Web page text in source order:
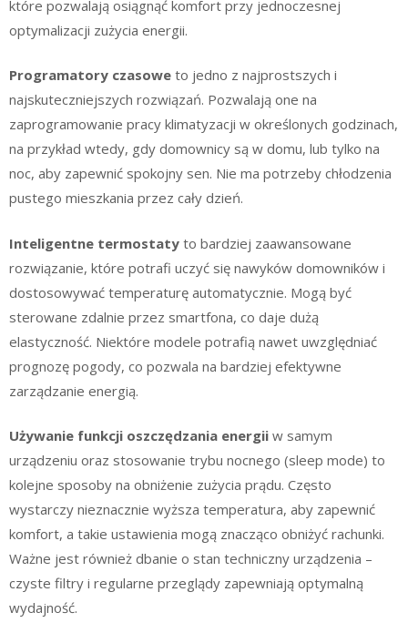
które pozwalają osiągnąć komfort przy jednoczesnej
optymalizacji zużycia energii.
Programatory czasowe to jedno z najprostszych i
najskuteczniejszych rozwiązań. Pozwalają one na
zaprogramowanie pracy klimatyzacji w określonych godzinach,
na przykład wtedy, gdy domownicy są w domu, lub tylko na
noc, aby zapewnić spokojny sen. Nie ma potrzeby chłodzenia
pustego mieszkania przez cały dzień.
Inteligentne termostaty to bardziej zaawansowane
rozwiązanie, które potrafi uczyć się nawyków domowników i
dostosowywać temperaturę automatycznie. Mogą być
sterowane zdalnie przez smartfona, co daje dużą
elastyczność. Niektóre modele potrafią nawet uwzględniać
prognozę pogody, co pozwala na bardziej efektywne
zarządzanie energią.
Używanie funkcji oszczędzania energii w samym
urządzeniu oraz stosowanie trybu nocnego (sleep mode) to
kolejne sposoby na obniżenie zużycia prądu. Często
wystarczy nieznacznie wyższa temperatura, aby zapewnić
komfort, a takie ustawienia mogą znacząco obniżyć rachunki.
Ważne jest również dbanie o stan techniczny urządzenia –
czyste filtry i regularne przeglądy zapewniają optymalną
wydajność.